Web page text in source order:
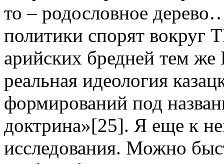
то – родословное
политики спорят вокруг
арийских бредней тем
реальная идеология
формирований под
доктрина»[25]. Я еще к
исследования. Можно